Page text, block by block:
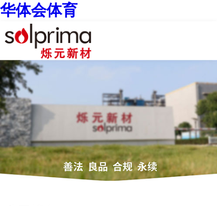
华体会体育